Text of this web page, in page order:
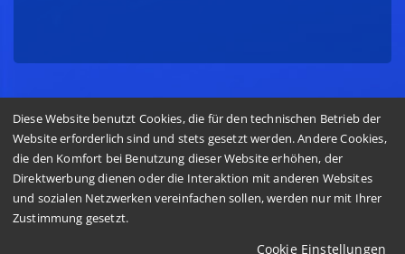
Prüfen Sie jetzt Ihre technischen Voraussetzungen
Nutzungsbedingungen
Diese Website benutzt Cookies, die für den technischen Betrieb der
Website erforderlich sind und stets gesetzt werden. Andere Cookies,
die den Komfort bei Benutzung dieser Website erhöhen, der
Direktwerbung dienen oder die Interaktion mit anderen Websites
und sozialen Netzwerken vereinfachen sollen, werden nur mit Ihrer
Zustimmung gesetzt.
Cookie Einstellungen